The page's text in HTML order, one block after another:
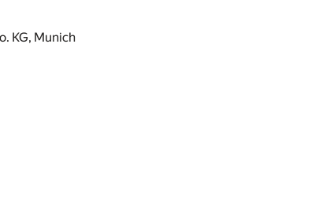
KG, Munich